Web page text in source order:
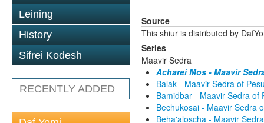
Leining
History
Sifrei Kodesh
RECENTLY ADDED
Source
This shiur is distributed by
Series
Maavir Sedra
Acharei Mos - Maavir
Balak - Maavir Sedra of
Bamidbar - Maavir Sedra of
Bechukosai - Maavir Sedra
Beha'aloscha - Maavir